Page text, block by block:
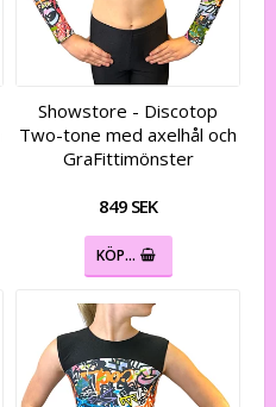
Showstore - Discotop
Two-tone med axelhål och
GraFittimönster
849 SEK
KÖP…